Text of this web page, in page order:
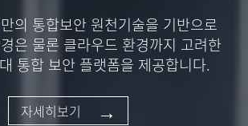
의 통합보안 원천기술을 기반으로
은 물론 클라우드 환경까지 고려한
통합 보안 플랫폼을 제공합니다.
자세히보기 →
지털 대전환 시대의 새로운 보안
패러다임
→
떠한 IT 인프라 환경에서도 기존
경 수준의 강력한 보안과 통합적인
가시성을 제공합니다.
자세히보기 →
의 통합보안 원천기술을 기반으로
은 물론 클라우드 환경까지 고려한
통합 보안 플랫폼을 제공합니다.
자세히보기 →
→